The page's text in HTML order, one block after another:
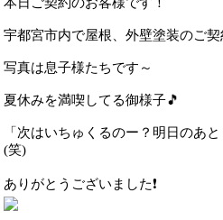
宇都宮市内で屋根、外壁塗装のご契
写真は息子様たちです～
夏休みを満喫してる御様子🎵
「次はいちゅくるのー？明日のあ
(笑)
ありがとうございました❗